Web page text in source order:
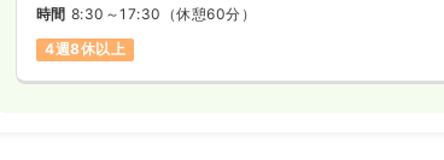
時間 8:30～17:30 （休憩60分）
4週8休以上